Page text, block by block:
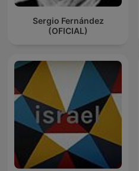
Sergio Fernández
(OFICIAL)